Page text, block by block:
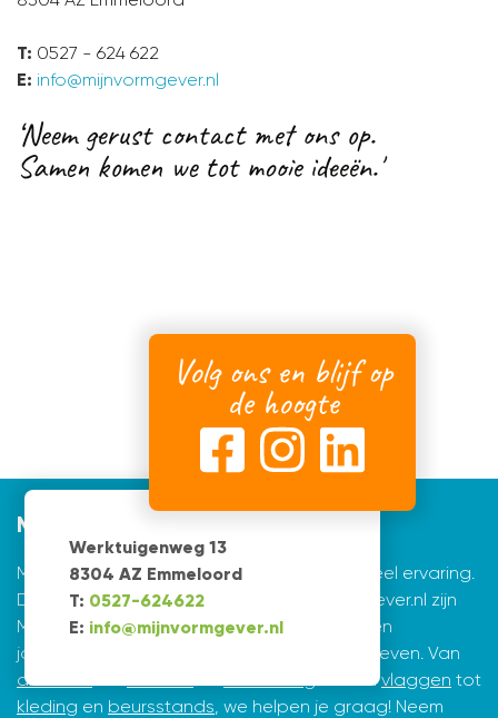
T: 0527 - 624 622
E: info@mijnvormgever.nl
‘Neem gerust contact met ons op.
Samen komen we tot mooie ideeën.'
Werktuigenweg 13
8304 AZ Emmeloord
T: 0527-624622
E: info@mijnvormgever.nl
Volg ons en blijf op
de hoogte
Mijnvormgever
Mijnvormgever.nl: een grafisch bedrijf met veel ervaring.
De creatieve ontwerpers achter Mijnvormgever.nl zijn
Marius de Vries en Erik Tijsma. Beiden hebben
jarenlange ervaring in ontwerpen en vormgeven. Van
drukwerk
en vanvlaggen tot
kleding en beursstands, we helpen je graag! Neem